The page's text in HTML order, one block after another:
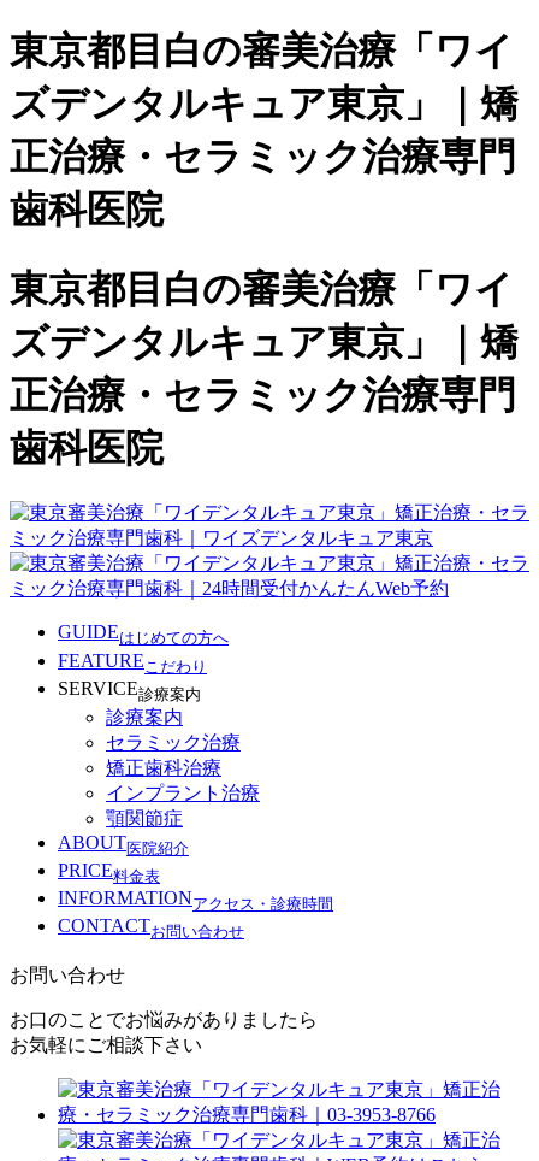
東京都目白の審美治療「ワイ
ズデンタルキュア東京」｜矯
正治療・セラミック治療専門
歯科医院
東京都目白の審美治療「ワイ
ズデンタルキュア東京」｜矯
正治療・セラミック治療専門
歯科医院
GUIDEはじめての方へ
FEATURE こだわり
SERVICE診療案内
診療案内
セラミック治療
矯正歯科治療
インプラント治療
顎関節症
ABOUT医院紹介
PRICE料金表
INFORMATIONアクセス・診療時間
CONTACTお問い合わせ
お問い合わせ
お口のことでお悩みがありましたら
お気軽にご相談下さい